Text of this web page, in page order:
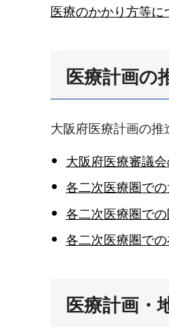
医療のかかり方等
医療計画の
大阪府医療計画の推
大阪府医療審議
各二次医療圏で
各二次医療圏で
各二次医療圏で
医療計画・